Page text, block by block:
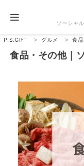
ソーシャ
P.S.GIFT グルメ 食
食品・その他｜